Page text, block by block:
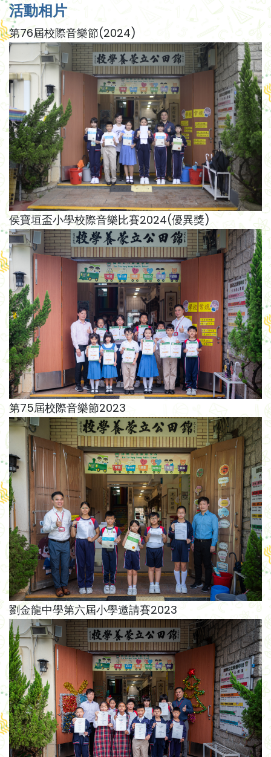
活動相片
第76屆校際音樂節(2024)
侯寶垣盃小學校際音樂比賽2024(優異獎)
第75屆校際音樂節2023
劉金龍中學第六屆小學邀請賽2023